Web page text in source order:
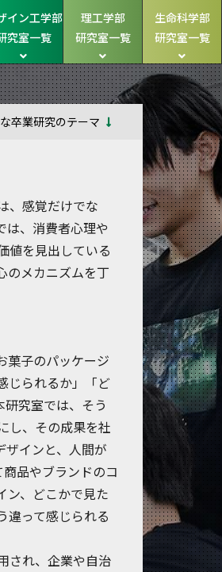
イン工学部
究室一覧
理工学部
研究室一覧
生命科学部
研究室一覧
卒業研究のテーマ
、感覚だけでな
は、消費者心理や
値を見出している
のメカニズムを丁
菓子のパッケージ
じられるか」「ど
究室では、そう
し、その成果を社
ザインと、人間が
品やブランドのコ
ン、どこかで見た
違って感じられる
され、企業や自治